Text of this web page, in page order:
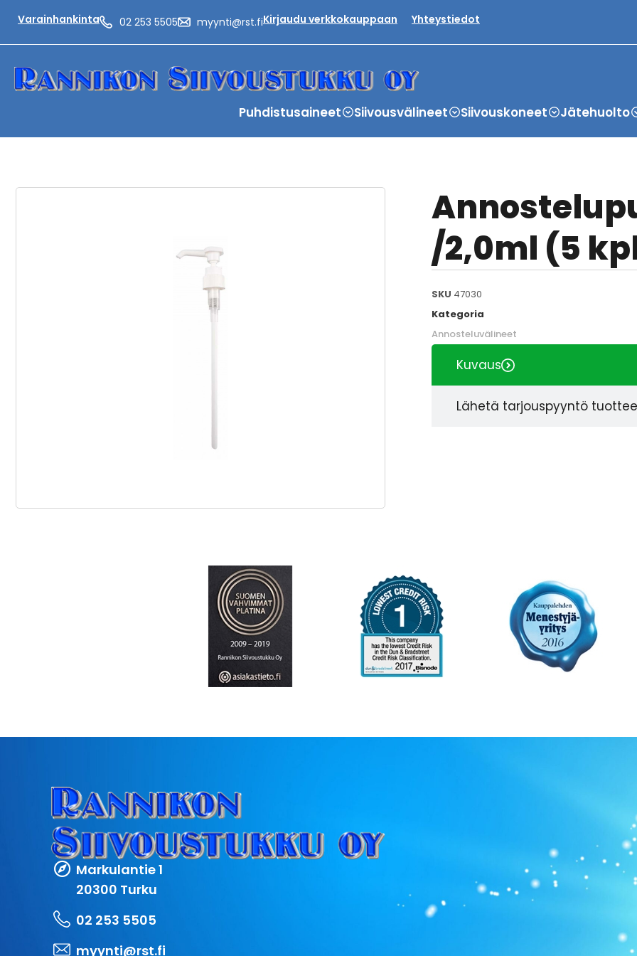
Varainhankinta 02 253 5505 myynti@rst.fiKirjaudu verkkokauppaan Yhteystiedot
Puhdistusaineet Siivousvälineet Siivouskoneet Jätehuolto
/2,0ml (5
SKU 47030
Kategoria
Annosteluvälineet
Kuvaus
Lähetä tarjouspyyntö
Markulantie 1
20300 Turku
02 253 5505
myynti@rst.fi